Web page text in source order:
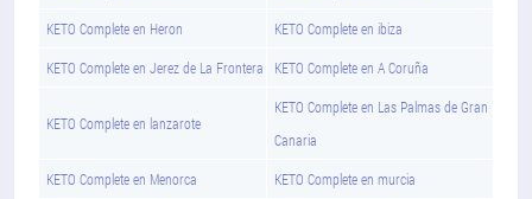
KETO Complete en Heron KETO Complete en ibiza
KETO Complete en Jerez de La Frontera KETO Complete en A Coruña
KETO Complete en lanzarote
KETO Complete en Las Palmas de Gran
Canaria
KETO Complete en Menorca KETO Complete en murcia